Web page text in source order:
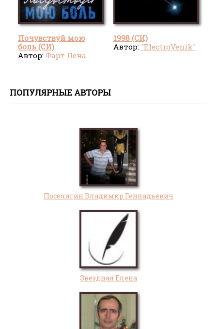
Почувствуй мою
боль (СИ)
Автор: Фарт Лена
1998 (СИ)
Автор: "ElectroVenik"
ПОПУЛЯРНЫЕ АВТОРЫ
Поселягин Владимир Геннадьевич
Звездная Елена